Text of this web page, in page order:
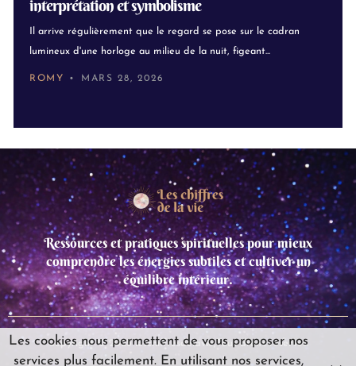
interprétation et symbolisme
Il arrive régulièrement que le regard se pose sur le cadran
lumineux d'une horloge au milieu de la nuit, figeant...
ROMY MARS 28, 2026
Ressources et pratiques spirituelles pour mieux
comprendre les énergies subtiles et cultiver un
équilibre intérieur.
Copyright © 2025 leschiffresdelavie,Tous droits réservés.
Les cookies nous permettent de vous proposer nos
services plus facilement. En utilisant nos services,